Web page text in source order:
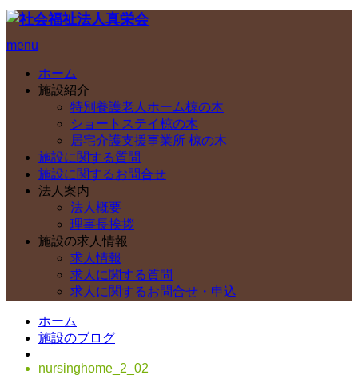
menu
ホーム
施設紹介
特別養護老人ホーム椋の木
ショートステイ椋の木
居宅介護支援事業所 椋の木
施設に関する質問
施設に関するお問合せ
法人案内
法人概要
理事長挨拶
施設の求人情報
求人情報
求人に関する質問
求人に関するお問合せ・申込
ホーム
施設のブログ
nursinghome_2_02